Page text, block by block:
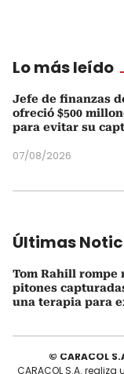
Lo más leído
Jefe de finanzas
ofreció $500
para evitar su
07/08/2026
Últimas
Tom Rahill rompe
pitones
una terapia para
© CARACOL
CARACOL S.A.